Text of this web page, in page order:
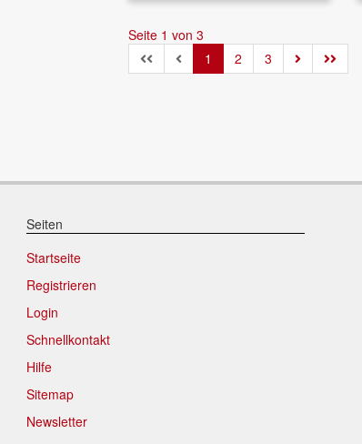
Seite 1 von 3
1
2 3
Seiten
Startseite
Registrieren
Login
Schnellkontakt
Hilfe
Sitemap
Newsletter